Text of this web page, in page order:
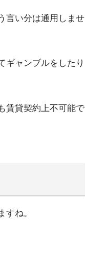
言い分は通用しませ
ギャンブルをしたり
賃貸契約上不可能で
ね。